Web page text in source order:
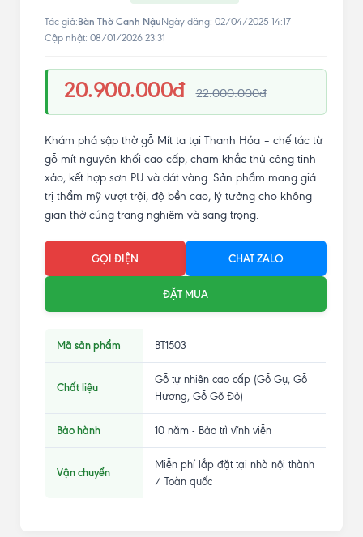
Tác giả:Bàn Thờ Canh Nậu Ngày đăng: 02/04/2025 14:17
Cập nhật: 08/01/2026 23:31
20.900.000đ 22.000.000đ
Khám phá sập thờ gỗ Mít ta tại Thanh Hóa – chế tác từ
gỗ mít nguyên khối cao cấp, chạm khắc thủ công tinh
xảo, kết hợp sơn PU và dát vàng. Sản phẩm mang giá
trị thẩm mỹ vượt trội, độ bền cao, lý tưởng cho không
gian thờ cúng trang nghiêm và sang trọng.
GỌI ĐIỆN CHAT ZALO
ĐẶT MUA
Mã sản phẩm BT1503
Chất liệu
Gỗ tự nhiên cao cấp (Gỗ Gụ, Gỗ
Hương, Gỗ Gõ Đỏ)
Bảo hành 10 năm - Bảo trì vĩnh viễn
Vận chuyển
Miễn phí lắp đặt tại nhà nội thành
/ Toàn quốc